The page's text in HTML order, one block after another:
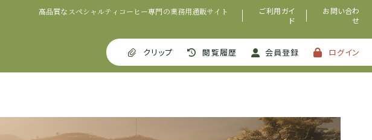
高品質なスペシャルティコーヒー専門の業務用通販サイト
ご利用ガイ
ド
お問い合わ
せ
クリップ 閲覧履歴 会員登録 ログイン